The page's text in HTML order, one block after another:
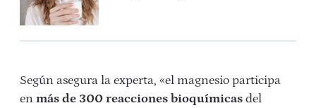
Según asegura la experta, «el magnesio participa
en más de 300 reacciones bioquímicas del